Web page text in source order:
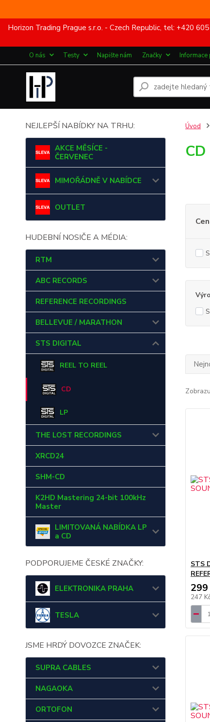
Horizon Trading Prague s.r.o. - Czech Republic, tel: +420
O nás Testy Napište nám Značky Informace
NEJLEPŠÍ NABÍDKY NA TRHU:
AKCE MĚSÍCE -
ČERVENEC
MIMOŘÁDNĚ V NABÍDCE
OUTLET
HUDEBNÍ NOSIČE A MÉDIA:
RTM
ABC RECORDS
REFERENCE RECORDINGS
BELLEVUE / MARATHON
STS DIGITAL
REEL TO REEL
CD
LP
THE LOST RECORDINGS
XRCD24
SHM-CD
K2HD Mastering 24-bit 100kHz
Master
LIMITOVANÁ NABÍDKA LP
a CD
PODPORUJEME ČESKÉ ZNAČKY:
ELEKTRONIKA PRAHA
TESLA
JSME HRDÝ DOVOZCE ZNAČEK:
SUPRA CABLES
NAGAOKA
ORTOFON
Úvod
CD
STS
299
247